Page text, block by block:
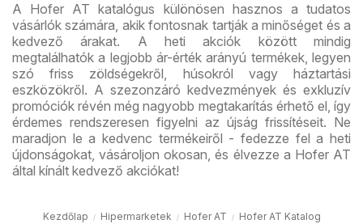
A Hofer AT katalógus különösen hasznos a tudatos
vásárlók számára, akik fontosnak tartják a minőséget és a
kedvező árakat. A heti akciók között mindig
megtalálhatók a legjobb ár-érték arányú termékek, legyen
szó friss zöldségekről, húsokról vagy háztartási
eszközökről. A szezonzáró kedvezmények és exkluzív
promóciók révén még nagyobb megtakarítás érhető el, így
érdemes rendszeresen figyelni az újság frissítéseit. Ne
maradjon le a kedvenc termékeiről - fedezze fel a heti
újdonságokat, vásároljon okosan, és élvezze a Hofer AT
által kínált kedvező akciókat!
Kezdőlap Hipermarketek Hofer AT Hofer AT Katalog